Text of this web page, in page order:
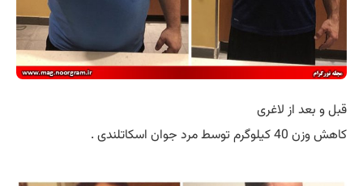
قبل و بعد از لاغری
کاهش وزن 40 کیلوگرم توسط مرد جوان اسکاتلندی .